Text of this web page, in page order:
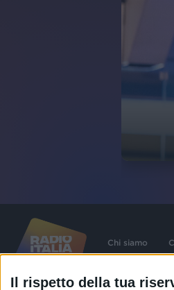
Il rispetto della tua
Chi siamo